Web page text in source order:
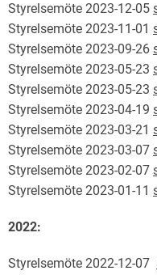
Styrelsemöte 2023-12-05
Styrelsemöte 2023-11-01
Styrelsemöte 2023-09-26
Styrelsemöte 2023-05-23
Styrelsemöte 2023-05-23
Styrelsemöte 2023-04-19
Styrelsemöte 2023-03-21
Styrelsemöte 2023-03-07
Styrelsemöte 2023-02-07
Styrelsemöte 2023-01-11
2022:
Styrelsemöte 2022-12-07